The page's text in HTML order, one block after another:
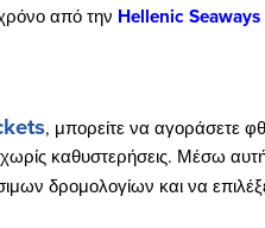
από την Hellenic Seaways
, μπορείτε να αγοράσετε
καθυστερήσεις. Μέσω
δρομολογίων και να